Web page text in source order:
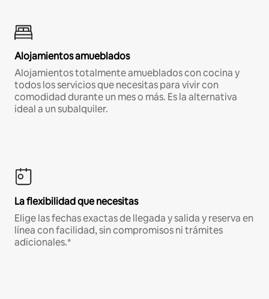
Alojamientos amueblados
Alojamientos totalmente amueblados con cocina y
todos los servicios que necesitas para vivir con
comodidad durante un mes o más. Es la alternativa
ideal a un subalquiler.
La flexibilidad que necesitas
Elige las fechas exactas de llegada y salida y reserva en
línea con facilidad, sin compromisos ni trámites
adicionales.*